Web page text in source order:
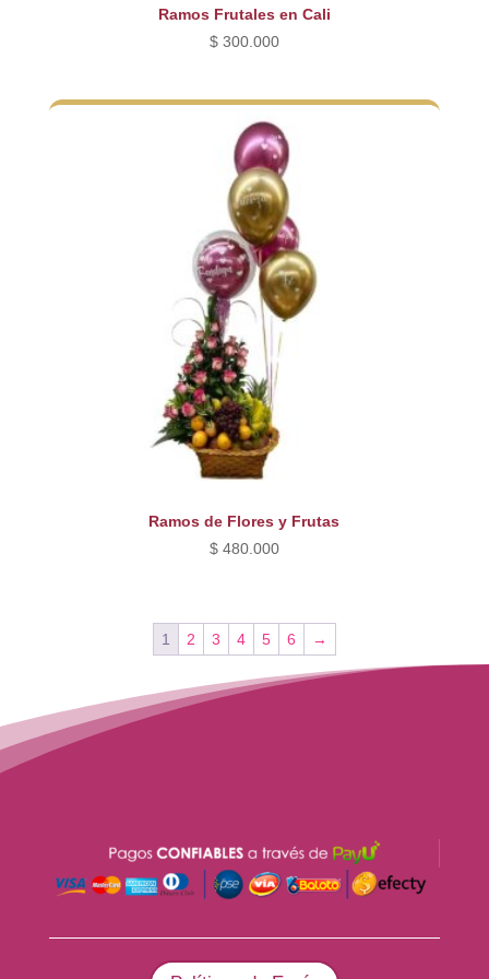
Ramos Frutales en Cali
$300.000
Ramos de Flores y Frutas
$480.000
1 2 3 4 5 6 →